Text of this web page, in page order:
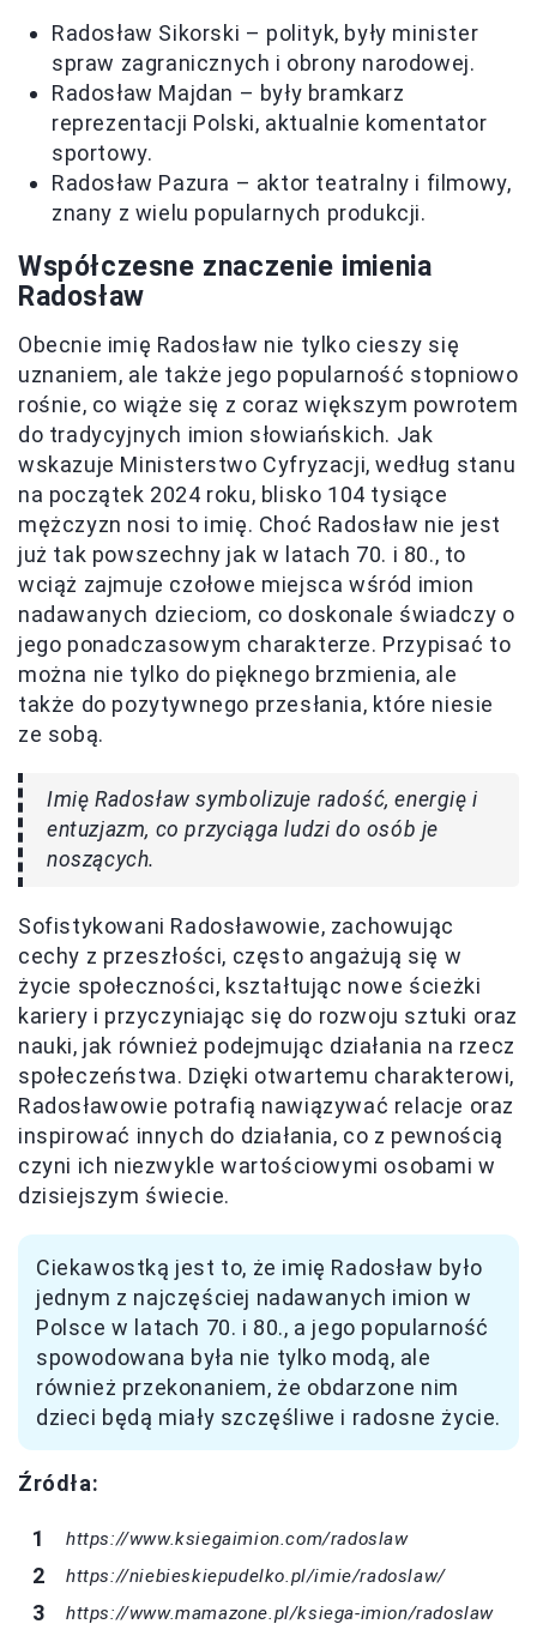
Radosław Sikorski – polityk, były minister
spraw zagranicznych i obrony narodowej.
Radosław Majdan – były bramkarz
reprezentacji Polski, aktualnie komentator
sportowy.
Radosław Pazura – aktor teatralny i filmowy,
znany z wielu popularnych produkcji.
Współczesne znaczenie imienia
Radosław
Obecnie imię Radosław nie tylko cieszy się
uznaniem, ale także jego popularność stopniowo
rośnie, co wiąże się z coraz większym powrotem
do tradycyjnych imion słowiańskich. Jak
wskazuje Ministerstwo Cyfryzacji, według stanu
na początek 2024 roku, blisko 104 tysiące
mężczyzn nosi to imię. Choć Radosław nie jest
już tak powszechny jak w latach 70. i 80., to
wciąż zajmuje czołowe miejsca wśród imion
nadawanych dzieciom, co doskonale świadczy o
jego ponadczasowym charakterze. Przypisać to
można nie tylko do pięknego brzmienia, ale
także do pozytywnego przesłania, które niesie
ze sobą.
Imię Radosław symbolizuje radość, energię i
entuzjazm, co przyciąga ludzi do osób je
noszących.
Sofistykowani Radosławowie, zachowując
cechy z przeszłości, często angażują się w
życie społeczności, kształtując nowe ścieżki
kariery i przyczyniając się do rozwoju sztuki oraz
nauki, jak również podejmując działania na rzecz
społeczeństwa. Dzięki otwartemu charakterowi,
Radosławowie potrafią nawiązywać relacje oraz
inspirować innych do działania, co z pewnością
czyni ich niezwykle wartościowymi osobami w
dzisiejszym świecie.
Ciekawostką jest to, że imię Radosław było
jednym z najczęściej nadawanych imion w
Polsce w latach 70. i 80., a jego popularność
spowodowana była nie tylko modą, ale
również przekonaniem, że obdarzone nim
dzieci będą miały szczęśliwe i radosne życie.
Źródła:
https://www.ksiegaimion.com/radoslaw
https://niebieskiepudelko.pl/imie/radoslaw/
https://www.mamazone.pl/ksiega-imion/radoslaw